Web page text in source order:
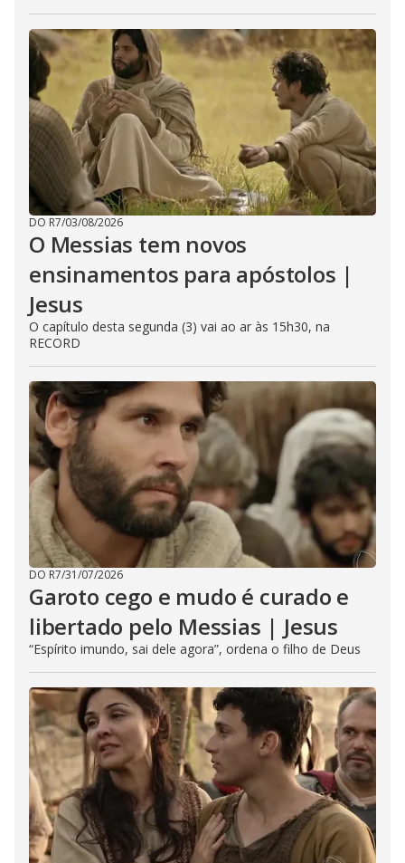
DO R7/03/08/2026
O Messias tem novos
ensinamentos para apóstolos |
Jesus
O capítulo desta segunda (3) vai ao ar às 15h30, na
RECORD
DO R7/31/07/2026
Garoto cego e mudo é curado e
libertado pelo Messias | Jesus
“Espírito imundo, sai dele agora”, ordena o filho de Deus